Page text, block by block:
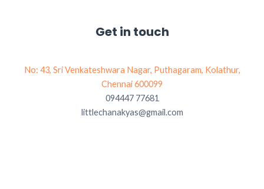
Get in touch
No: 43, Sri Venkateshwara Nagar, Puthagaram, Kolathur,
Chennai 600099
094447 77681
littlechanakyas@gmail.com